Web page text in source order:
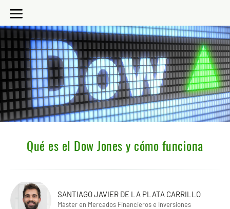
Qué es el Dow Jones y cómo funciona
SANTIAGO JAVIER DE LA PLATA CARRILLO
Máster en Mercados Financieros e Inversiones